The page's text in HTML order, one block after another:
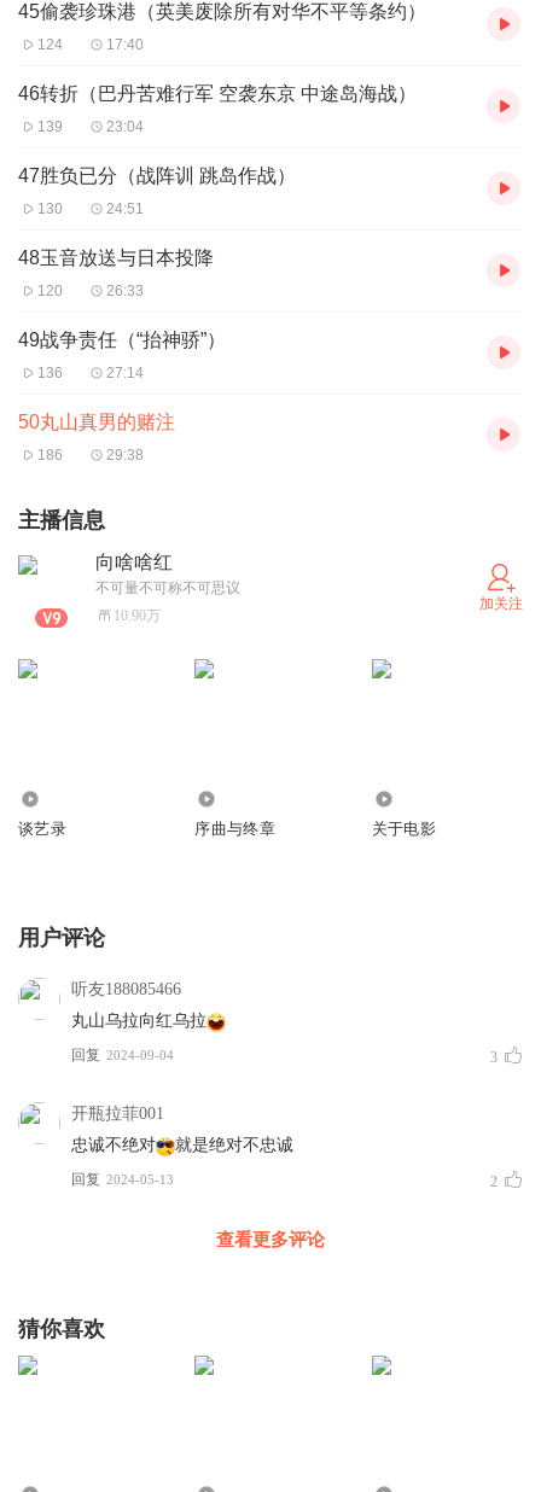
45偷袭珍珠港（英美废除所有对华不平等条约）
124 17:40
46转折（巴丹苦难行军 空袭东京 中途岛海战）
139 23:04
47胜负已分（战阵训 跳岛作战）
130 24:51
48玉音放送与日本投降
120 26:33
49战争责任（“抬神骄”）
136 27:14
50丸山真男的赌注
186 29:38
主播信息
向啥啥红
不可量不可称不可思议
10.90万
加关注
谈艺录 序曲与终章 关于电影
用户评论
听友188085466
丸山乌拉向红乌拉
回复 2024-09-04 3
开瓶拉菲001
忠诚不绝对
就是绝对不忠诚
回复 2024-05-13 2
查看更多评论
猜你喜欢